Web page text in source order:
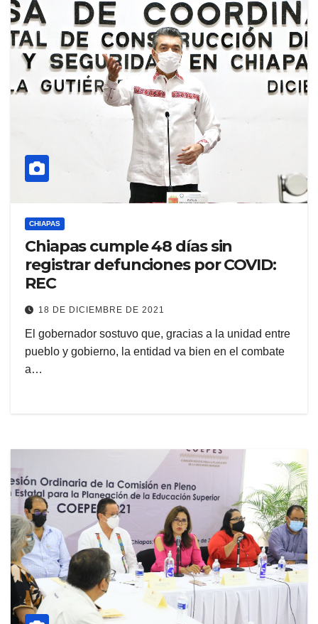
CHIAPAS
Chiapas cumple 48 días sin
registrar defunciones por COVID:
REC
18 DE DICIEMBRE DE 2021
El gobernador sostuvo que, gracias a la unidad entre
pueblo y gobierno, la entidad va bien en el combate
a…